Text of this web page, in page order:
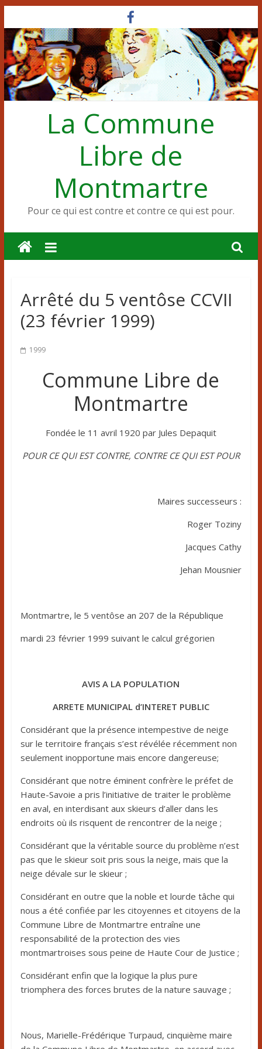
au
contenu
La Commune
Libre de
Montmartre
Pour ce qui est contre et contre ce qui est pour.
Arrêté du 5 ventôse CCVII
(23 février 1999)
1999
Commune Libre de
Montmartre
Fondée le 11 avril 1920 par Jules Depaquit
POUR CE QUI EST CONTRE, CONTRE CE QUI EST POUR
Maires successeurs :
Roger Toziny
Jacques Cathy
Jehan Mousnier
Montmartre, le 5 ventôse an 207 de la République
mardi 23 février 1999 suivant le calcul grégorien
AVIS A LA POPULATION
ARRETE MUNICIPAL d’INTERET PUBLIC
Considérant que la présence intempestive de neige
sur le territoire français s’est révélée récemment non
seulement inopportune mais encore dangereuse;
Considérant que notre éminent confrère le préfet de
Haute-Savoie a pris l’initiative de traiter le problème
en aval, en interdisant aux skieurs d’aller dans les
endroits où ils risquent de rencontrer de la neige ;
Considérant que la véritable source du problème n’est
pas que le skieur soit pris sous la neige, mais que la
neige dévale sur le skieur ;
Considérant en outre que la noble et lourde tâche qui
nous a été confiée par les citoyennes et citoyens de la
Commune Libre de Montmartre entraîne une
responsabilité de la protection des vies
montmartroises sous peine de Haute Cour de Justice ;
Considérant enfin que la logique la plus pure
triomphera des forces brutes de la nature sauvage ;
Nous, Marielle-Frédérique Turpaud, cinquième maire